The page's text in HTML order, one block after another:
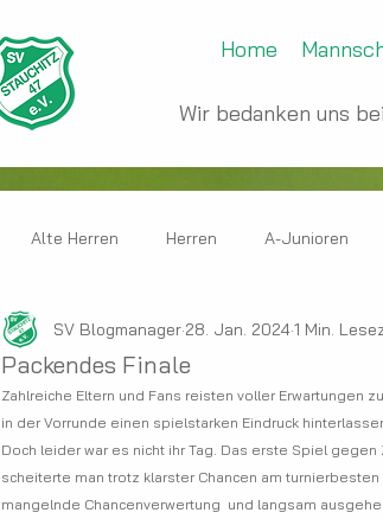
Home
Wir bedanken uns
Alte Herren Herren A-Junioren
SV Stauchitz allgemein
Packendes Finale
SV Blogmanager 28. Jan. 2024 1 Min.
Zahlreiche Eltern und Fans reisten voller Erwartungen
in der Vorrunde einen spielstarken Eindruck
Doch leider war es nicht ihr Tag. Das erste Spiel
scheiterte man trotz klarster Chancen am
mangelnde Chancenverwertung  und langsam